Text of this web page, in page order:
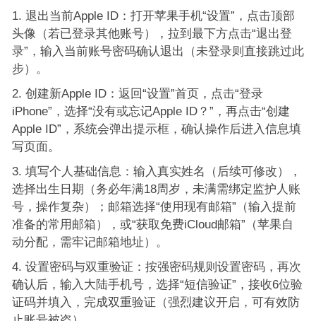
退出当前Apple ID：打开苹果手机“设置”，点击顶部
头像（若已登录其他账号），拉到最下方点击“退出登
录”，输入当前账号密码确认退出（未登录则直接跳过此
步）。
创建新Apple ID：返回“设置”首页，点击“登录
iPhone”，选择“没有或忘记Apple ID？”，再点击“创建
Apple ID”，系统会弹出提示框，确认操作后进入信息填
写页面。
填写个人基础信息：输入真实姓名（后续可修改），
选择出生日期（务必年满18周岁，未满需绑定监护人账
号，操作复杂）；邮箱选择“使用现有邮箱”（输入提前
准备的常用邮箱），或“获取免费iCloud邮箱”（苹果自
动分配，需牢记邮箱地址）。
设置密码与双重验证：按强密码规则设置密码，再次
确认后，输入大陆手机号，选择“短信验证”，接收6位验
证码并填入，完成双重验证（强烈建议开启，可有效防